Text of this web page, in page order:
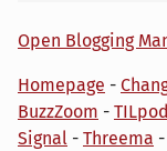
Open Blogging
Homepage -
BuzzZoom - TILpod
Signal - Threema -